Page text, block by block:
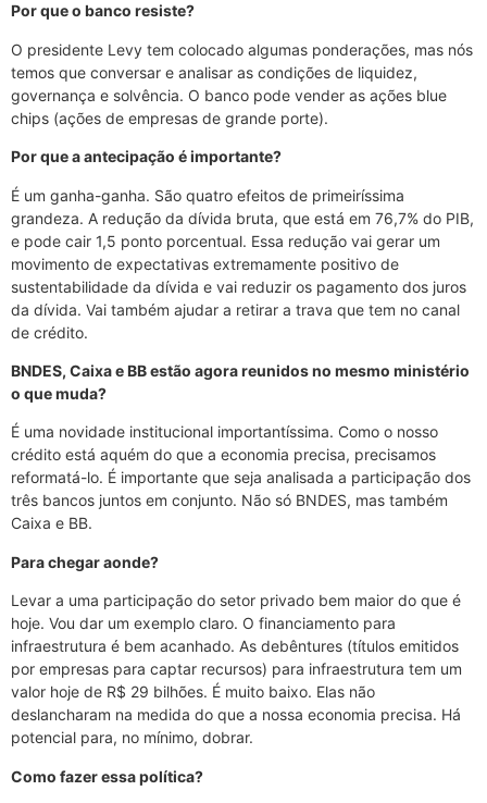
Por que o banco resiste?
O presidente Levy tem colocado algumas ponderações, mas nós
temos que conversar e analisar as condições de liquidez,
governança e solvência. O banco pode vender as ações blue
chips (ações de empresas de grande porte).
Por que a antecipação é importante?
É um ganha-ganha. São quatro efeitos de primeiríssima
grandeza. A redução da dívida bruta, que está em 76,7% do PIB,
e pode cair 1,5 ponto porcentual. Essa redução vai gerar um
movimento de expectativas extremamente positivo de
sustentabilidade da dívida e vai reduzir os pagamento dos juros
da dívida. Vai também ajudar a retirar a trava que tem no canal
de crédito.
BNDES, Caixa e BB estão agora reunidos no mesmo ministério
o que muda?
É uma novidade institucional importantíssima. Como o nosso
crédito está aquém do que a economia precisa, precisamos
reformatá-lo. É importante que seja analisada a participação dos
três bancos juntos em conjunto. Não só BNDES, mas também
Caixa e BB.
Para chegar aonde?
Levar a uma participação do setor privado bem maior do que é
hoje. Vou dar um exemplo claro. O financiamento para
infraestrutura é bem acanhado. As debêntures (títulos emitidos
por empresas para captar recursos) para infraestrutura tem um
valor hoje de R$ 29 bilhões. É muito baixo. Elas não
deslancharam na medida do que a nossa economia precisa. Há
potencial para, no mínimo, dobrar.
Como fazer essa política?